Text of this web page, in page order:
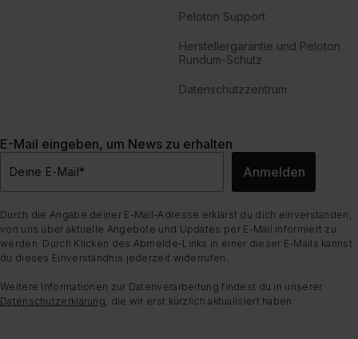
Peloton Support
Herstellergarantie und Peloton
Rundum-Schutz
Datenschutzzentrum
E-Mail eingeben, um News zu erhalten
Deine E-Mail* Anmelden
Durch die Angabe deiner E-Mail-Adresse erklärst du dich einverstanden,
von uns über aktuelle Angebote und Updates per E-Mail informiert zu
werden. Durch Klicken des Abmelde-Links in einer dieser E-Mails kannst
du dieses Einverständnis jederzeit widerrufen.
Weitere Informationen zur Datenverarbeitung findest du in unserer
Datenschutzerklärung , die wir erst kürzlich aktualisiert haben.